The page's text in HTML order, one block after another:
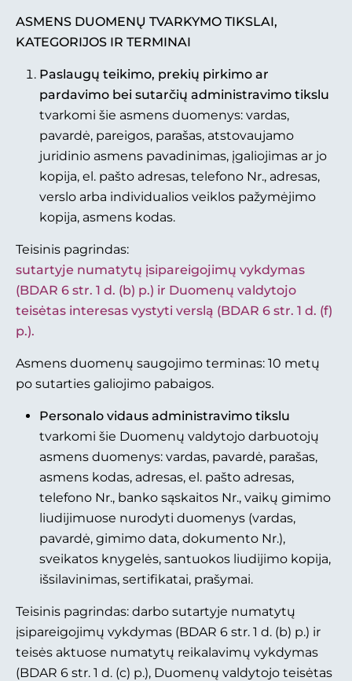
ASMENS DUOMENŲ TVARKYMO TIKSLAI,
KATEGORIJOS IR TERMINAI
Paslaugų teikimo, prekių pirkimo ar
pardavimo bei sutarčių administravimo tikslu
tvarkomi šie asmens duomenys: vardas,
pavardė, pareigos, parašas, atstovaujamo
juridinio asmens pavadinimas, įgaliojimas ar jo
kopija, el. pašto adresas, telefono Nr., adresas,
verslo arba individualios veiklos pažymėjimo
kopija, asmens kodas.
Teisinis pagrindas:
sutartyje numatytų įsipareigojimų vykdymas
(BDAR 6 str. 1 d. (b) p.) ir Duomenų valdytojo
teisėtas interesas vystyti verslą (BDAR 6 str. 1 d. (f)
p.).
Asmens duomenų saugojimo terminas: 10 metų
po sutarties galiojimo pabaigos.
Personalo vidaus administravimo tikslu
tvarkomi šie Duomenų valdytojo darbuotojų
asmens duomenys: vardas, pavardė, parašas,
asmens kodas, adresas, el. pašto adresas,
telefono Nr., banko sąskaitos Nr., vaikų gimimo
liudijimuose nurodyti duomenys (vardas,
pavardė, gimimo data, dokumento Nr.),
sveikatos knygelės, santuokos liudijimo kopija,
išsilavinimas, sertifikatai, prašymai.
Teisinis pagrindas: darbo sutartyje numatytų
įsipareigojimų vykdymas (BDAR 6 str. 1 d. (b) p.) ir
teisės aktuose numatytų reikalavimų vykdymas
(BDAR 6 str. 1 d. (c) p.), Duomenų valdytojo teisėtas